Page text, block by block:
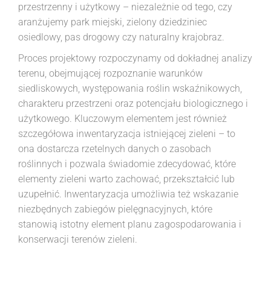
przestrzenny i użytkowy – niezależnie od tego, czy
aranżujemy park miejski, zielony dziedziniec
osiedlowy, pas drogowy czy naturalny krajobraz.
Proces projektowy rozpoczynamy od dokładnej analizy
terenu, obejmującej rozpoznanie warunków
siedliskowych, występowania roślin wskaźnikowych,
charakteru przestrzeni oraz potencjału biologicznego i
użytkowego. Kluczowym elementem jest również
szczegółowa inwentaryzacja istniejącej zieleni – to
ona dostarcza rzetelnych danych o zasobach
roślinnych i pozwala świadomie zdecydować, które
elementy zieleni warto zachować, przekształcić lub
uzupełnić. Inwentaryzacja umożliwia też wskazanie
niezbędnych zabiegów pielęgnacyjnych, które
stanowią istotny element planu zagospodarowania i
konserwacji terenów zieleni.